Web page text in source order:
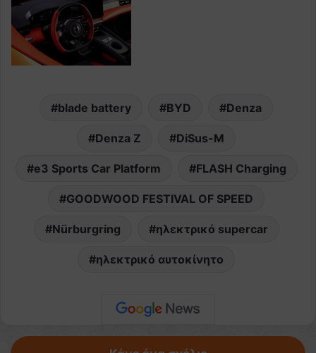
blade battery BYD Denza
Denza Z DiSus-M
e3 Sports Car Platform FLASH Charging
GOODWOOD FESTIVAL OF SPEED
Nürburgring ηλεκτρικό supercar
ηλεκτρικό αυτοκίνητο